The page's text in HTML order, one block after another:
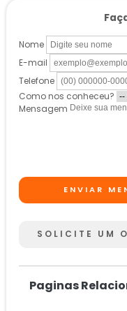
Nome
E-mail
Telefone
Como nos conheceu?
Mensagem
ENVIAR
SOLICITE UM
Paginas